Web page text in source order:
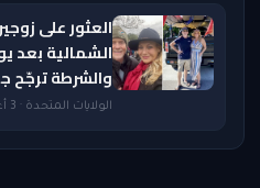
العثور على
والشرطة ترجّح
الولايات المتحدة · 3 أغسطس 2026 — 3:50 PM